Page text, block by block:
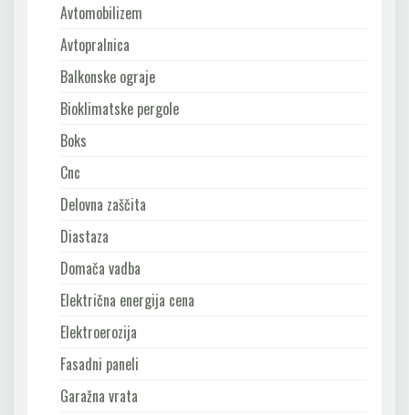
Avtomobilizem
Avtopralnica
Balkonske ograje
Bioklimatske pergole
Boks
Cnc
Delovna zaščita
Diastaza
Domača vadba
Električna energija cena
Elektroerozija
Fasadni paneli
Garažna vrata